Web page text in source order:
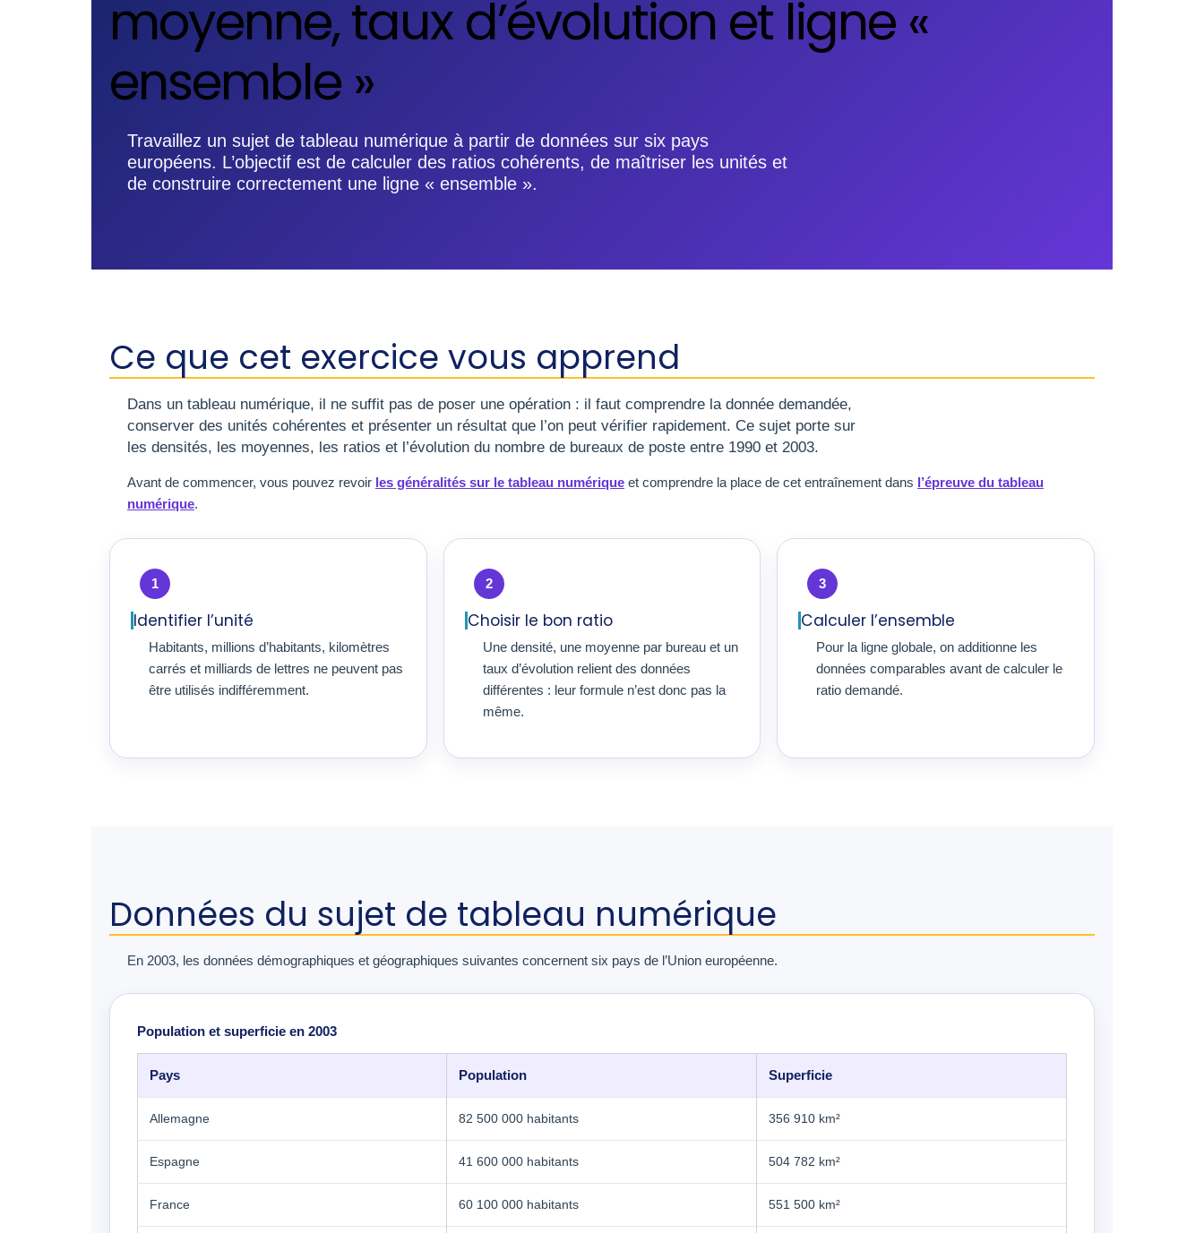
moyenne, taux d’évolution et ligne «
ensemble »
Travaillez un sujet de tableau numérique à partir de données sur six pays
européens. L’objectif est de calculer des ratios cohérents, de maîtriser les unités et
de construire correctement une ligne « ensemble ».
Ce que cet exercice vous apprend
Dans un tableau numérique, il ne suffit pas de poser une opération : il faut comprendre la donnée demandée,
conserver des unités cohérentes et présenter un résultat que l’on peut vérifier rapidement. Ce sujet porte sur
les densités, les moyennes, les ratios et l’évolution du nombre de bureaux de poste entre 1990 et 2003.
Avant de commencer, vous pouvez revoir les généralités sur le tableau numérique et comprendre la place de cet entraînement dans l’épreuve du tableau
numérique.
1
Identifier l’unité
Habitants, millions d’habitants, kilomètres
carrés et milliards de lettres ne peuvent pas
être utilisés indifféremment.
2
Choisir le bon ratio
Une densité, une moyenne par bureau et un
taux d’évolution relient des données
différentes : leur formule n’est donc pas la
même.
3
Calculer l’ensemble
Pour la ligne globale, on additionne les
données comparables avant de calculer le
ratio demandé.
Données du sujet de tableau numérique
En 2003, les données démographiques et géographiques suivantes concernent six pays de l’Union européenne.
Population et superficie en 2003
Pays Population Superficie
Allemagne 82 500 000 habitants 356 910 km²
Espagne 41 600 000 habitants 504 782 km²
France 60 100 000 habitants 551 500 km²